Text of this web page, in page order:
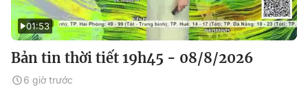
01:53
Bản tin thời tiết 19h45 - 08/8/2026
6 giờ trước